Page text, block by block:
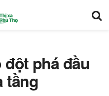
đột phá đầu
tầng